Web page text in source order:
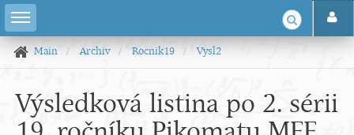
Main Archiv Rocnik19 Vysl2
Výsledková listina po 2. sérii